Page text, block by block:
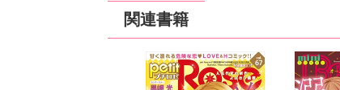
関連書籍